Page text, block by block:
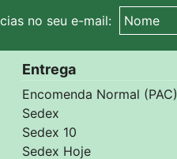
no seu e-mail:
Entrega
Encomenda Normal (PAC)
Sedex
Sedex 10
Sedex Hoje